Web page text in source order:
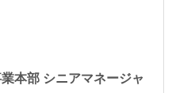
本部 シニアマネージャ